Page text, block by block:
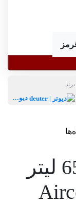
برند
دیوتر | deuter
.کوله پشتی 15+65 لیتر